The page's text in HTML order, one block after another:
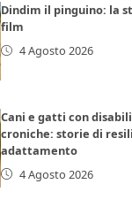
Dindim il pinguino: la
film
4 Agosto 2026
Cani e gatti con
croniche: storie di
adattamento
4 Agosto 2026